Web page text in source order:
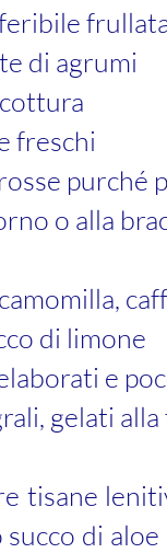
di agrumi
freschi
purché
o alla
di limone
e
gelati
tisane
succo di